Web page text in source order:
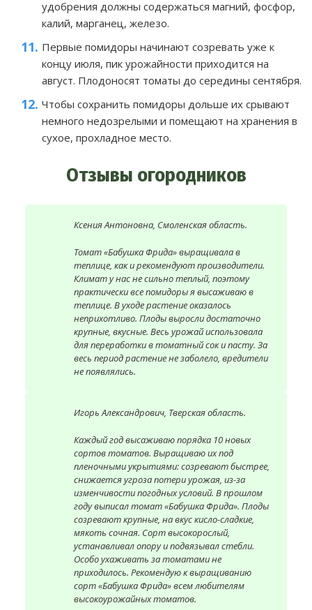
удобрения должны содержаться магний, фосфор,
калий, марганец, железо.
Первые помидоры начинают созревать уже к
концу июля, пик урожайности приходится на
август. Плодоносят томаты до середины сентября.
Чтобы сохранить помидоры дольше их срывают
немного недозрелыми и помещают на хранения в
сухое, прохладное место.
Отзывы огородников
Ксения Антоновна, Смоленская область.
Томат «Бабушка Фрида» выращивала в
теплице, как и рекомендуют производители.
Климат у нас не сильно теплый, поэтому
практически все помидоры я высаживаю в
теплице. В уходе растение оказалось
неприхотливо. Плоды выросли достаточно
крупные, вкусные. Весь урожай использовала
для переработки в томатный сок и пасту. За
весь период растение не заболело, вредители
не появлялись.
Игорь Александрович, Тверская область.
Каждый год высаживаю порядка 10 новых
сортов томатов. Выращиваю их под
пленочными укрытиями: созревают быстрее,
снижается угроза потери урожая, из-за
изменчивости погодных условий. В прошлом
году выписал томат «Бабушка Фрида». Плоды
созревают крупные, на вкус кисло-сладкие,
мякоть сочная. Сорт высокорослый,
устанавливал опору и подвязывал стебли.
Особо ухаживать за томатами не
приходилось. Рекомендую к выращиванию
сорт «Бабушка Фрида» всем любителям
высокоурожайных томатов.